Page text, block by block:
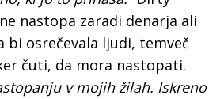
nastopa zaradi denarja ali
bi osrečevala ljudi, temveč
čuti, da mora nastopati.
v mojih žilah. Iskreno